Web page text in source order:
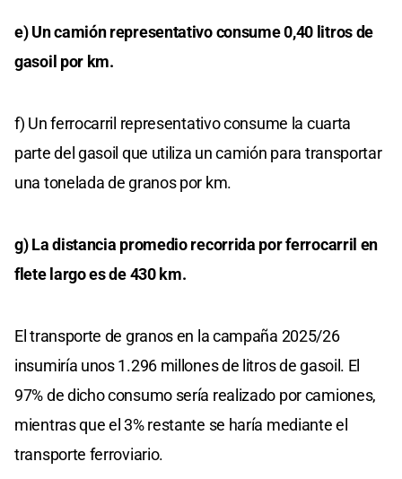
e) Un camión representativo consume 0,40 litros de
gasoil por km.
f) Un ferrocarril representativo consume la cuarta
parte del gasoil que utiliza un camión para transportar
una tonelada de granos por km.
g) La distancia promedio recorrida por ferrocarril en
flete largo es de 430 km.
El transporte de granos en la campaña 2025/26
insumiría unos 1.296 millones de litros de gasoil. El
97% de dicho consumo sería realizado por camiones,
mientras que el 3% restante se haría mediante el
transporte ferroviario.